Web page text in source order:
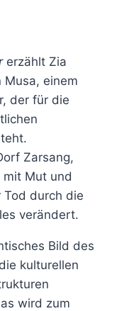
erzählt Zia
Musa, einem
der für die
Zarsang,
Mut und
Tod durch die
verändert.
Bild des
kulturellen
wird zum